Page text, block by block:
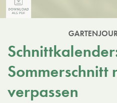
Sommerschnitt
verpassen